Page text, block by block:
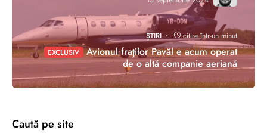
ȘTIRI
citire într-un minut
EXCLUSIV Avionul fraților Pavăl e acum operat
de o altă companie aeriană
Caută pe site